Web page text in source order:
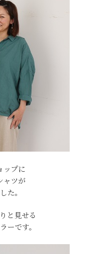
ップに
ャツが
た。
と見せる
ーです。